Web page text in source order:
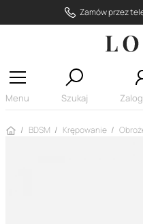
Zamów przez
Menu Szukaj
Strona główna
BDSM Krępowanie